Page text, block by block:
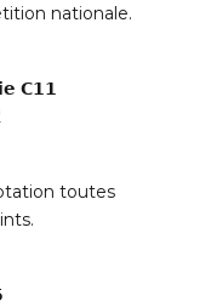
nationale.
𝗖𝟭𝟭
toutes